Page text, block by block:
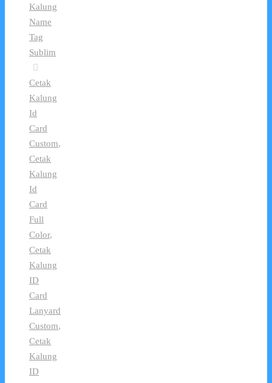
Kalung
Name
Tag
Sublim
Cetak
Kalung
Id
Card
Custom,
Cetak
Kalung
Id
Card
Full
Color,
Cetak
Kalung
ID
Card
Lanyard
Custom,
Cetak
Kalung
ID